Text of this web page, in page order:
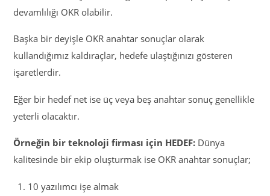
devamlılığı OKR olabilir.
Başka bir deyişle OKR anahtar sonuçlar olarak
kullandığımız kaldıraçlar, hedefe ulaştığınızı gösteren
işaretlerdir.
Eğer bir hedef net ise üç veya beş anahtar sonuç genellikle
yeterli olacaktır.
Örneğin bir teknoloji firması için HEDEF: Dünya
kalitesinde bir ekip oluşturmak ise OKR anahtar sonuçlar;
10 yazılımcı işe almak